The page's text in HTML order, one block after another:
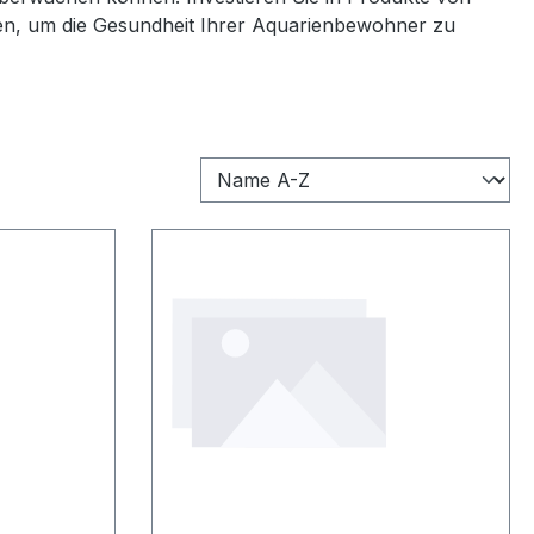
um die Gesundheit Ihrer Aquarienbewohner zu